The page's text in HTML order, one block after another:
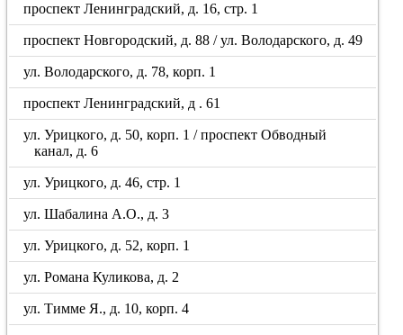
проспект Ленинградский, д. 16, стр. 1
проспект Новгородский, д. 88 / ул. Володарского, д. 49
ул. Володарского, д. 78, корп. 1
проспект Ленинградский, д . 61
ул. Урицкого, д. 50, корп. 1 / проспект Обводный
канал, д. 6
ул. Урицкого, д. 46, стр. 1
ул. Шабалина А.О., д. 3
ул. Урицкого, д. 52, корп. 1
ул. Романа Куликова, д. 2
ул. Тимме Я., д. 10, корп. 4